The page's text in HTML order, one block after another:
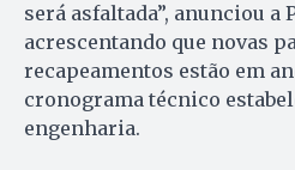
será asfaltada”, anunciou a
acrescentando que novas
recapeamentos estão em
cronograma técnico
engenharia.